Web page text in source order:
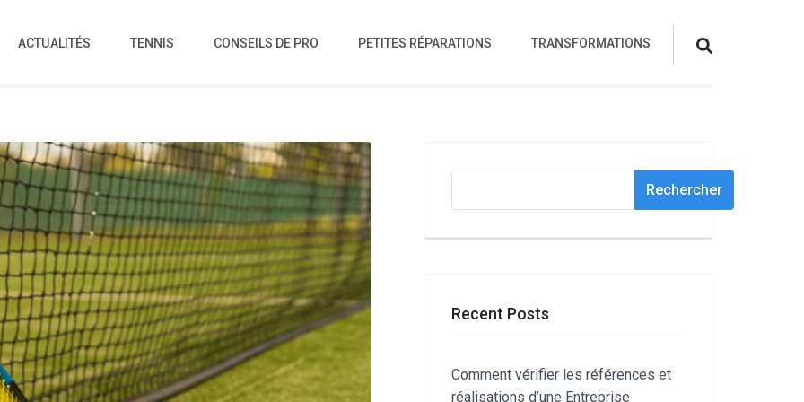
ACTUALITÉS TENNIS CONSEILS DE PRO PETITES RÉPARATIONS TRANSFORMATIONS
Rechercher
Recent Posts
Comment vérifier les références et
réalisations d’une Entreprise